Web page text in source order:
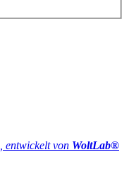
, entwickelt von WoltLab®